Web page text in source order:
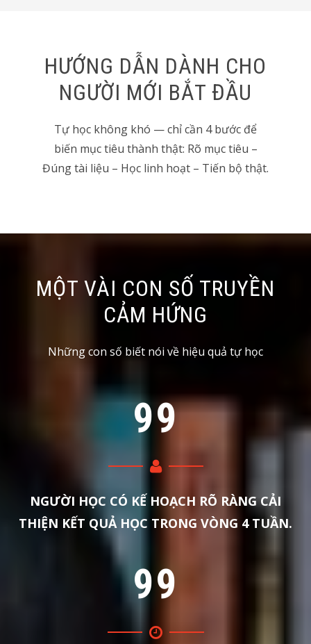
HƯỚNG DẪN DÀNH CHO
NGƯỜI MỚI BẮT ĐẦU
Tự học không khó — chỉ cần 4 bước để
biến mục tiêu thành thật: Rõ mục tiêu –
Đúng tài liệu – Học linh hoạt – Tiến bộ thật.
MỘT VÀI CON SỐ TRUYỀN
CẢM HỨNG
Những con số biết nói về hiệu quả tự học
99
NGƯỜI HỌC CÓ KẾ HOẠCH RÕ RÀNG CẢI
THIỆN KẾT QUẢ HỌC TRONG VÒNG 4 TUẦN.
99